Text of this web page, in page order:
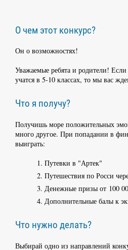
О чем этот конкурс?
Он о возможностях!
Уважаемые ребята и родители!
учатся в 5-10 классах, то мы вас
Что я получу?
Получишь море положительных
много другое. При попадании в
выиграть:
Путевки в "Артек"
Путешествия по Росси
Денежные призы от 100
Дополнительные балы к
Что нужно делать?
Выбирай одно из направлений